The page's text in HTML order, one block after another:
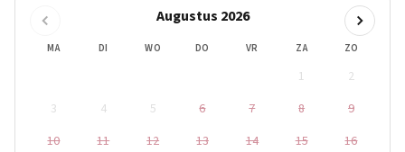
Augustus 2026
MA DI WO DO VR ZA ZO
1
2
3
4 5 6 7 8
9
10
11 12 13 14 15
16